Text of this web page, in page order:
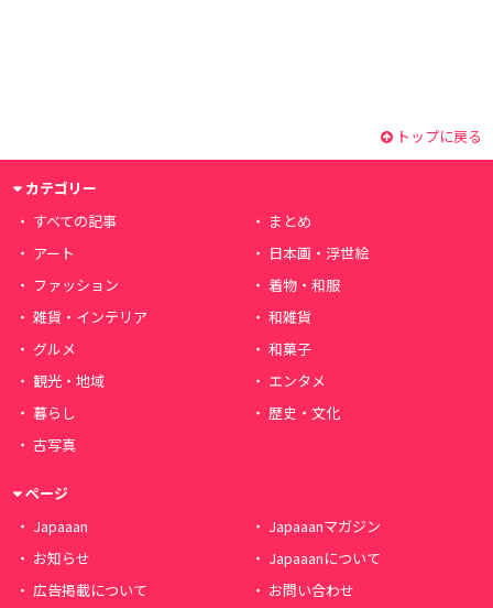
トップに戻る
カテゴリー
すべての記事
まとめ
アート
日本画・浮世絵
ファッション
着物・和服
雑貨・インテリア
和雑貨
グルメ
和菓子
観光・地域
エンタメ
暮らし
歴史・文化
古写真
ページ
Japaaan
Japaaanマガジン
お知らせ
Japaaanについて
広告掲載について
お問い合わせ